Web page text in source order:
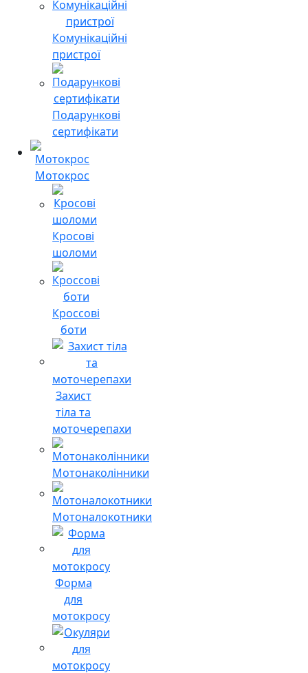
Комунікаційні
пристрої
Подарункові
сертифікати
Мотокрос
Кросові
шоломи
Кроссові
боти
Захист
тіла та
моточерепахи
Мотонаколінники
Мотоналокотники
Форма
для
мотокросу